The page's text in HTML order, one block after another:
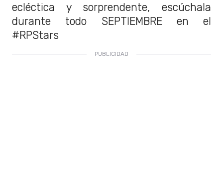
ecléctica y sorprendente, escúchala
durante todo SEPTIEMBRE en el
#RPStars